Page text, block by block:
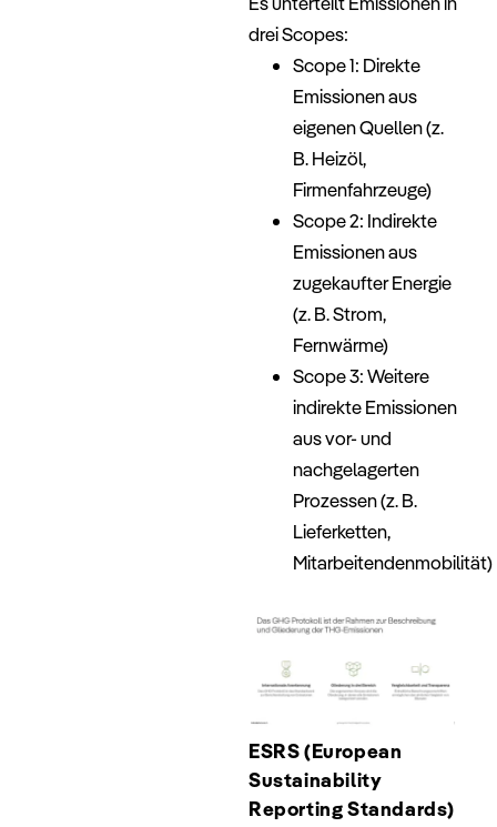
drei Scopes:
Scope 1: Direkte
Emissionen aus
eigenen Quellen (z.
B. Heizöl,
Firmenfahrzeuge)
Scope 2: Indirekte
Emissionen aus
zugekaufter Energie
(z. B. Strom,
Fernwärme)
Scope 3: Weitere
indirekte Emissionen
aus vor- und
nachgelagerten
Prozessen (z. B.
Lieferketten,
Mitarbeitendenmobilität)
ESRS (European
Sustainability
Reporting Standards)